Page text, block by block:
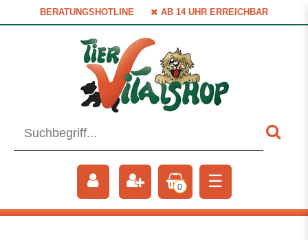
BERATUNGSHOTLINE AB 14 UHR ERREICHBAR
0 ☰